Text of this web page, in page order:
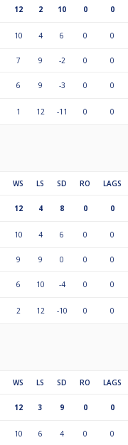
12 2 10 0 0
10 4 6 0 0
7 9 -2 0 0
6 9 -3 0 0
1 12 -11 0 0
WS LS SD RO LAGS
12 4 8 0 0
10 4 6 0 0
9 9 0 0 0
6 10 -4 0 0
2 12 -10 0 0
WS LS SD RO LAGS
12 3 9 0 0
10 6 4 0 0